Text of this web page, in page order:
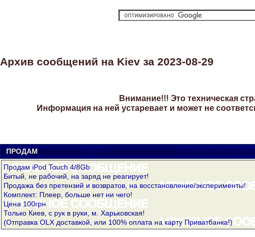
Архив сообщений на Kiev за 2023-08-29
Внимание!!! Это техническая
Информация на ней устаревает и может не
ПРОДАМ Drake
Продам iPod Touch 4/8Gb
Битый, не рабочий, на заряд не реагирует!
Продажа без претензий и возвратов, на восстановление/эксперименты!
Комплект: Плеер, больше нет ни чего!
Цена 100грн
Только Киев, с рук в руки, м. Харьковская!
(Отправка OLX доставкой, или 100% оплата на карту Приватбанка!)